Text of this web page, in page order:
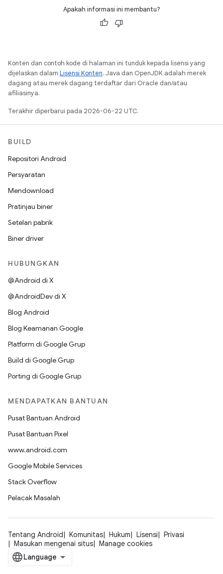
Apakah informasi ini membantu?
Konten dan contoh kode di halaman ini tunduk kepada lisensi yang
dijelaskan dalam Lisensi Konten. Java dan OpenJDK adalah merek
dagang atau merek dagang terdaftar dari Oracle dan/atau
afiliasinya.
Terakhir diperbarui pada 2026-06-22 UTC.
BUILD
Repositori Android
Persyaratan
Mendownload
Pratinjau biner
Setelan pabrik
Biner driver
HUBUNGKAN
@Android di X
@AndroidDev di X
Blog Android
Blog Keamanan Google
Platform di Google Grup
Build di Google Grup
Porting di Google Grup
MENDAPATKAN BANTUAN
Pusat Bantuan Android
Pusat Bantuan Pixel
www.android.com
Google Mobile Services
Stack Overflow
Pelacak Masalah
Tentang Android Komunitas Hukum Lisensi
Privasi
Masukan mengenai situs
Manage cookies